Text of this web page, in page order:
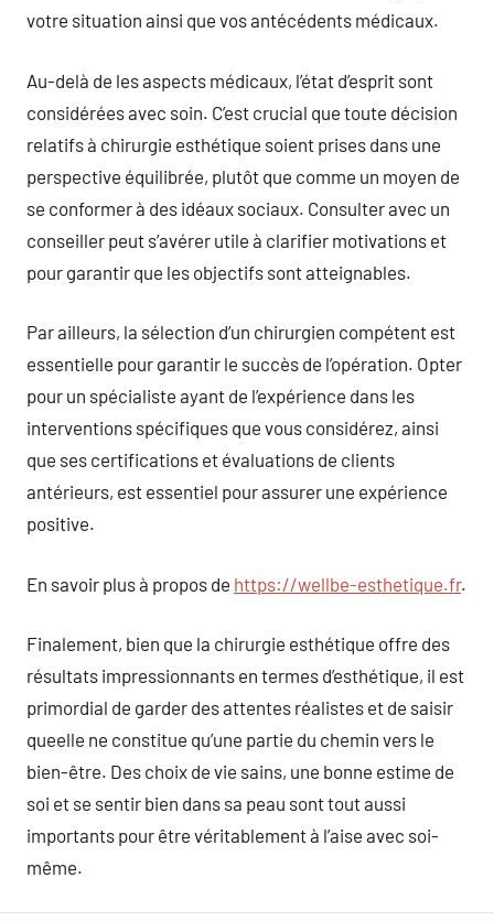
votre situation ainsi que vos antécédents médicaux.
Au-delà de les aspects médicaux, l’état d’esprit sont
considérées avec soin. C’est crucial que toute décision
relatifs à chirurgie esthétique soient prises dans une
perspective équilibrée, plutôt que comme un moyen de
se conformer à des idéaux sociaux. Consulter avec un
conseiller peut s’avérer utile à clarifier motivations et
pour garantir que les objectifs sont atteignables.
Par ailleurs, la sélection d’un chirurgien compétent est
essentielle pour garantir le succès de l’opération. Opter
pour un spécialiste ayant de l’expérience dans les
interventions spécifiques que vous considérez, ainsi
que ses certifications et évaluations de clients
antérieurs, est essentiel pour assurer une expérience
positive.
En savoir plus à propos de https://wellbe-esthetique.fr.
Finalement, bien que la chirurgie esthétique offre des
résultats impressionnants en termes d’esthétique, il est
primordial de garder des attentes réalistes et de saisir
queelle ne constitue qu’une partie du chemin vers le
bien-être. Des choix de vie sains, une bonne estime de
soi et se sentir bien dans sa peau sont tout aussi
importants pour être véritablement à l’aise avec soi-
même.